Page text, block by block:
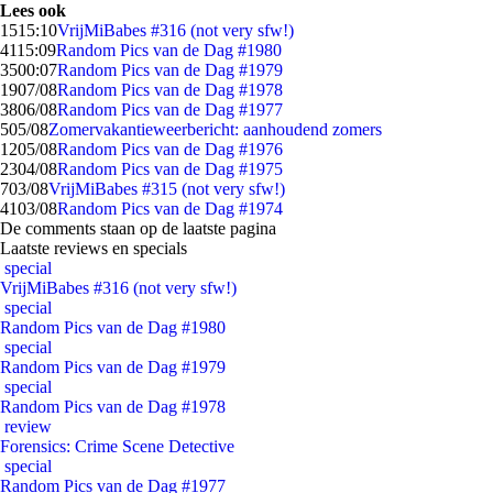
Lees ook
1515:10VrijMiBabes #316 (not very sfw!)
4115:09Random Pics van de Dag #1980
3500:07Random Pics van de Dag #1979
1907/08Random Pics van de Dag #1978
3806/08Random Pics van de Dag #1977
505/08Zomervakantieweerbericht: aanhoudend zomers
1205/08Random Pics van de Dag #1976
2304/08Random Pics van de Dag #1975
703/08VrijMiBabes #315 (not very sfw!)
4103/08Random Pics van de Dag #1974
De comments staan op de laatste pagina
Laatste reviews en specials
special
VrijMiBabes #316 (not very sfw!)
special
Random Pics van de Dag #1980
special
Random Pics van de Dag #1979
special
Random Pics van de Dag #1978
review
Forensics: Crime Scene Detective
special
Random Pics van de Dag #1977